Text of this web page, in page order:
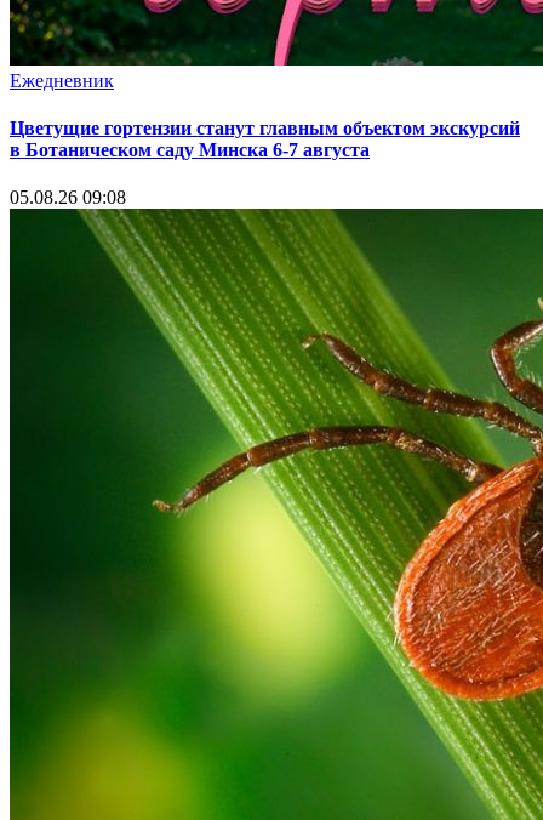
Ежедневник
Цветущие гортензии станут главным объектом экскурсий
в Ботаническом саду Минска 6-7 августа
05.08.26 09:08